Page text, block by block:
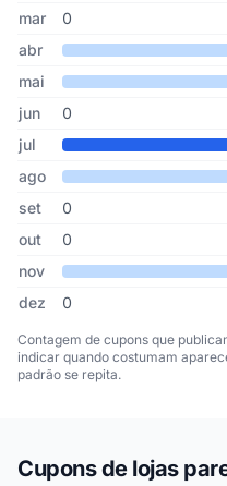
mar
0
abr
mai
jun
0
jul
ago
set
0
out
0
nov
dez
0
Contagem de cupons que
indicar quando costumam
padrão se repita.
Cupons de lojas